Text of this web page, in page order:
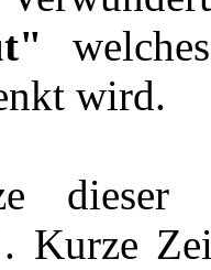
wird.
dieser
. Kurze